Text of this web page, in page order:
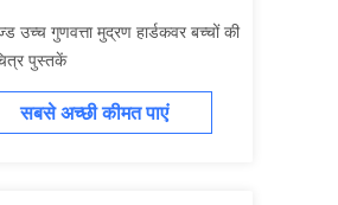
उच्च गुणवत्ता मुद्रण हार्डकवर बच्चों की
पुस्तकें
सबसे अच्छी कीमत पाएं